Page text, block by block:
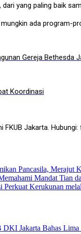
yang paling baik
ada program-
Gereja Bethesda
Koordinasi
Jakarta.
Pancasila, Merajut
Mandat Tian
Kerukunan
Jakarta Bahas Lima